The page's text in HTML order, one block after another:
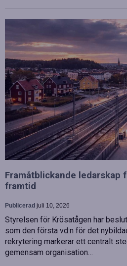
Framåtblickande ledarskap
framtid
Publicerad juli 10, 2026
Styrelsen för Krösatågen har
som den första vd:n för det
rekrytering markerar ett centralt
gemensam organisation…